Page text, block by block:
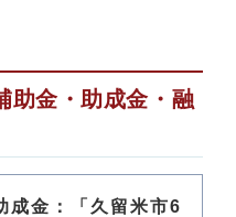
助金・助成金・融
成金：「久留米市6